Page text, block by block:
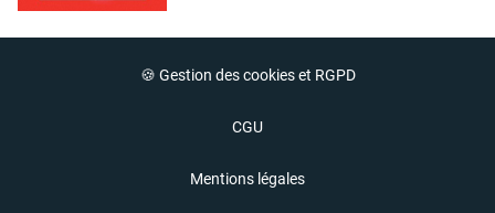
🍪 Gestion des cookies et RGPD
CGU
Mentions légales